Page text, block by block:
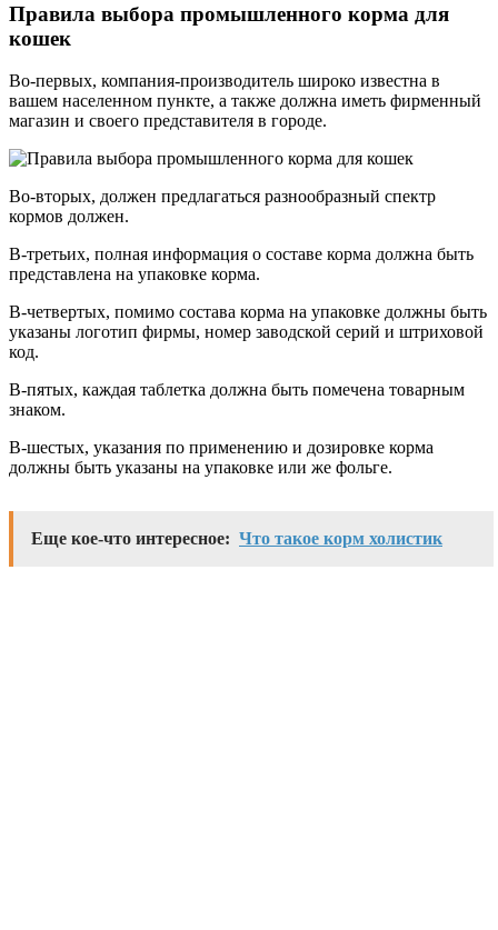
Правила выбора промышленного корма для
кошек
Во-первых, компания-производитель широко известна в
вашем населенном пункте, а также должна иметь фирменный
магазин и своего представителя в городе.
Во-вторых, должен предлагаться разнообразный спектр
кормов должен.
В-третьих, полная информация о составе корма должна быть
представлена на упаковке корма.
В-четвертых, помимо состава корма на упаковке должны быть
указаны логотип фирмы, номер заводской серий и штриховой
код.
В-пятых, каждая таблетка должна быть помечена товарным
знаком.
В-шестых, указания по применению и дозировке корма
должны быть указаны на упаковке или же фольге.
Еще кое-что интересное: Что такое корм холистик